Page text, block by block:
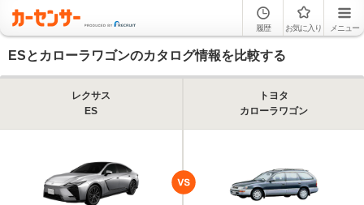
履歴 お気に入り メニュー
ESとカローラワゴンのカタログ情報を比較する
レクサス
ES
トヨタ
カローラワゴン